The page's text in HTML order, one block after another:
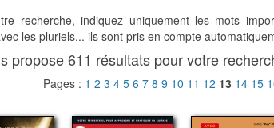
recherche, indiquez uniquement les mots
les pluriels... ils sont pris en compte
propose 611 résultats pour votre
Pages : 1 2 3 4 5 6 7 8 9 10 11 12 13 14 15